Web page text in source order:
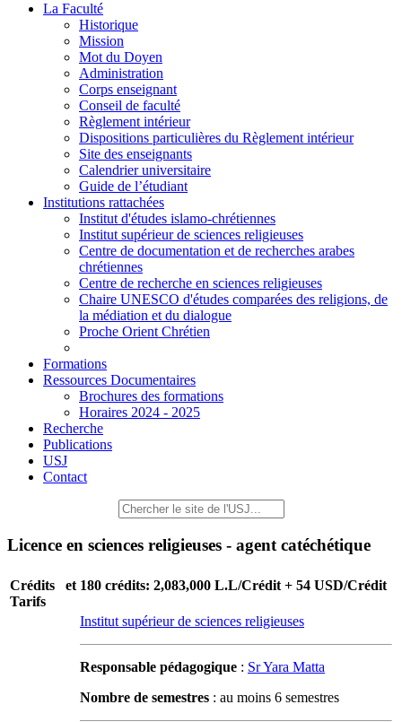
La Faculté
Historique
Mission
Mot du Doyen
Administration
Corps enseignant
Conseil de faculté
Règlement intérieur
Dispositions particulières du Règlement intérieur
Site des enseignants
Calendrier universitaire
Guide de l’étudiant
Institutions rattachées
Institut d'études islamo-chrétiennes
Institut supérieur de sciences religieuses
Centre de documentation et de recherches arabes
chrétiennes
Centre de recherche en sciences religieuses
Chaire UNESCO d'études comparées des religions, de
la médiation et du dialogue
Proche Orient Chrétien
Formations
Ressources Documentaires
Brochures des formations
Horaires 2024 - 2025
Recherche
Publications
USJ
Contact
Licence en sciences religieuses - agent catéchétique
Crédits et
Tarifs
180 crédits: 2,083,000 L.L/Crédit + 54 USD/Crédit
Institut supérieur de sciences religieuses
Responsable pédagogique : Sr Yara Matta
Nombre de semestres : au moins 6 semestres